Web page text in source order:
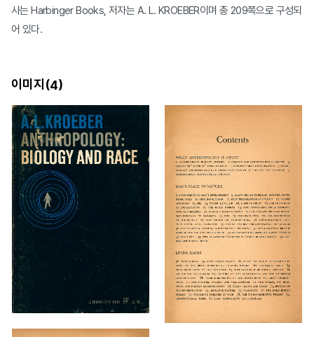
사는 Harbinger Books, 저자는 A. L. KROEBER이며 총 209쪽으로 구성되
어 있다.
이미지(4)